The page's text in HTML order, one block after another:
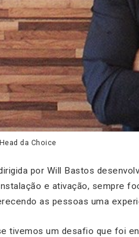
da Choice
por Will Bastos
e ativação, sempre
as pessoas uma
tivemos um desafio que foi